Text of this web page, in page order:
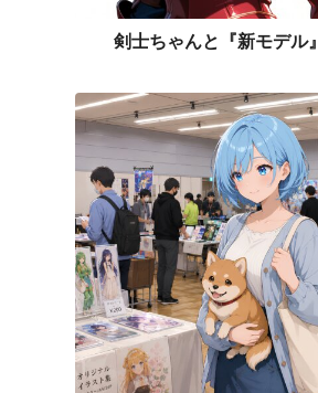
剣士ちゃんと『新モデル』